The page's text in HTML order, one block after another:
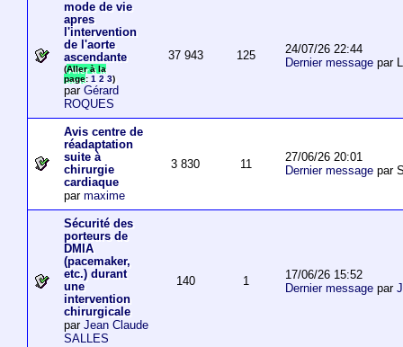
mode de vie
apres
l'intervention
de l'aorte
ascendante
(Aller à la
page: 1 2 3)
par Gérard
ROQUES
37 943 125
24/07/26 22:44
Dernier messagepar
Avis centre de
réadaptation
suite à
chirurgie
cardiaque
par maxime
3 830 11
27/06/26 20:01
Dernier messagepar
Sécurité des
porteurs de
DMIA
(pacemaker,
etc.) durant
une
intervention
chirurgicale
par Jean Claude
SALLES
140 1
17/06/26 15:52
Dernier messagepar